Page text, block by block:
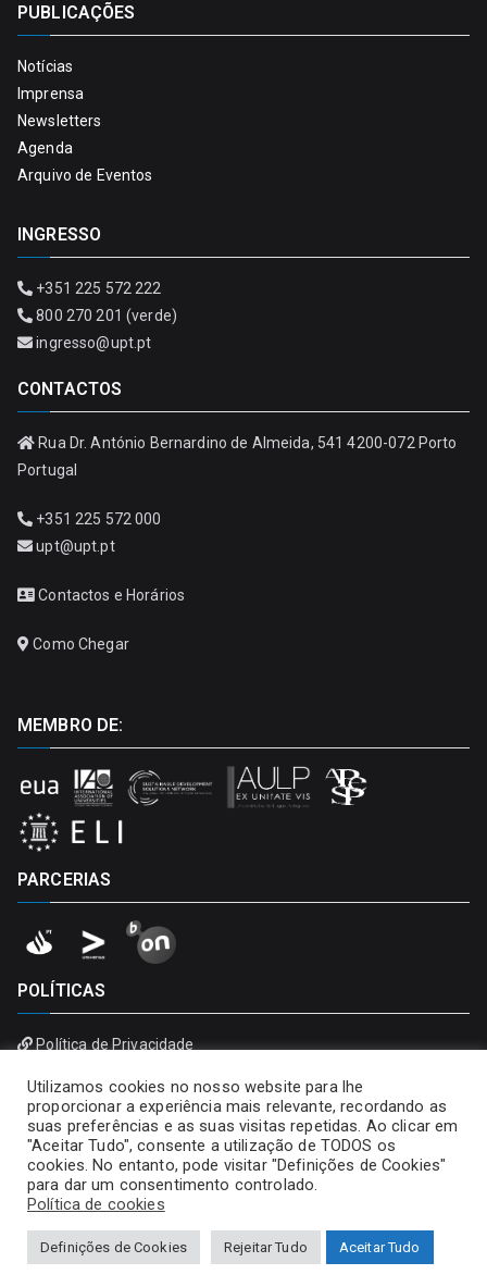
PUBLICAÇÕES
Notícias
Imprensa
Newsletters
Agenda
Arquivo de Eventos
INGRESSO
+351 225 572 222
800 270 201 (verde)
ingresso@upt.pt
CONTACTOS
Rua Dr. António Bernardino de Almeida, 541 4200-072 Porto
Portugal
+351 225 572 000
upt@upt.pt
Contactos e Horários
Como Chegar
MEMBRO DE:
PARCERIAS
POLÍTICAS
Política de Privacidade
Utilizamos cookies no nosso website para lhe
proporcionar a experiência mais relevante, recordando as
suas preferências e as suas visitas repetidas. Ao clicar em
"Aceitar Tudo", consente a utilização de TODOS os
cookies. No entanto, pode visitar "Definições de Cookies"
para dar um consentimento controlado.
Política de cookies
Definições de Cookies Rejeitar Tudo Aceitar Tudo